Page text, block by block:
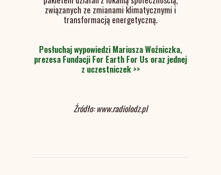
związanych ze zmianami klimatycznymi i
transformacją energetyczną.
Posłuchaj wypowiedzi Mariusza Woźniczka,
prezesa Fundacji For Earth For Us oraz jednej
z uczestniczek >>
Źródło: www.radiolodz.pl